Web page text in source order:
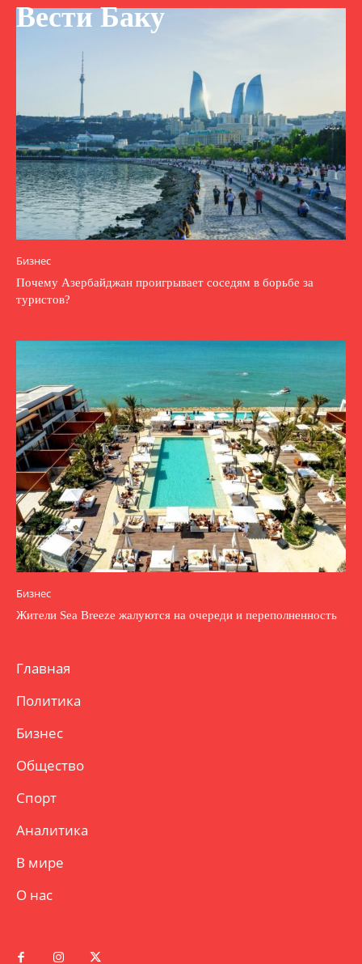
Вести Баку
Бизнес
Почему Азербайджан проигрывает соседям в борьбе за
туристов?
Бизнес
Жители Sea Breeze жалуются на очереди и переполненность
Главная
Политика
Бизнес
Общество
Спорт
Аналитика
В мире
О нас